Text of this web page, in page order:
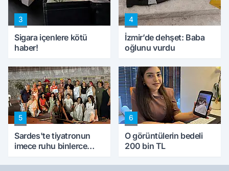
3
Sigara içenlere kötü
haber!
4
İzmir’de dehşet: Baba
oğlunu vurdu
5
Sardes'te tiyatronun
imece ruhu binlerce
6
O görüntülerin bedeli
200 bin TL